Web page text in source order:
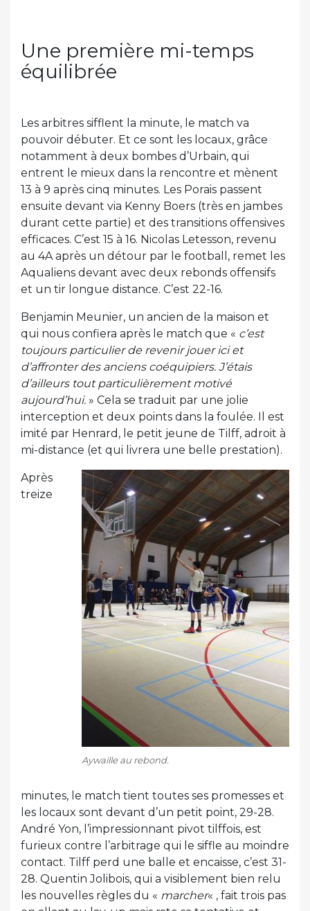
Une première mi-temps
équilibrée
Les arbitres sifflent la minute, le match va
pouvoir débuter. Et ce sont les locaux, grâce
notamment à deux bombes d’Urbain, qui
entrent le mieux dans la rencontre et mènent
13 à 9 après cinq minutes. Les Porais passent
ensuite devant via Kenny Boers (très en jambes
durant cette partie) et des transitions offensives
efficaces. C’est 15 à 16. Nicolas Letesson, revenu
au 4A après un détour par le football, remet les
Aqualiens devant avec deux rebonds offensifs
et un tir longue distance. C’est 22-16.
Benjamin Meunier, un ancien de la maison et
qui nous confiera après le match que « c’est
toujours particulier de revenir jouer ici et
d’affronter des anciens coéquipiers. J’étais
d’ailleurs tout particulièrement motivé
aujourd’hui. » Cela se traduit par une jolie
interception et deux points dans la foulée. Il est
imité par Henrard, le petit jeune de Tilff, adroit à
mi-distance (et qui livrera une belle prestation).
Aywaille au rebond.
Après
treize
minutes, le match tient toutes ses promesses et
les locaux sont devant d’un petit point, 29-28.
André Yon, l’impressionnant pivot tilffois, est
furieux contre l’arbitrage qui le siffle au moindre
contact. Tilff perd une balle et encaisse, c’est 31-
28. Quentin Jolibois, qui a visiblement bien relu
les nouvelles règles du « marcher« , fait trois pas